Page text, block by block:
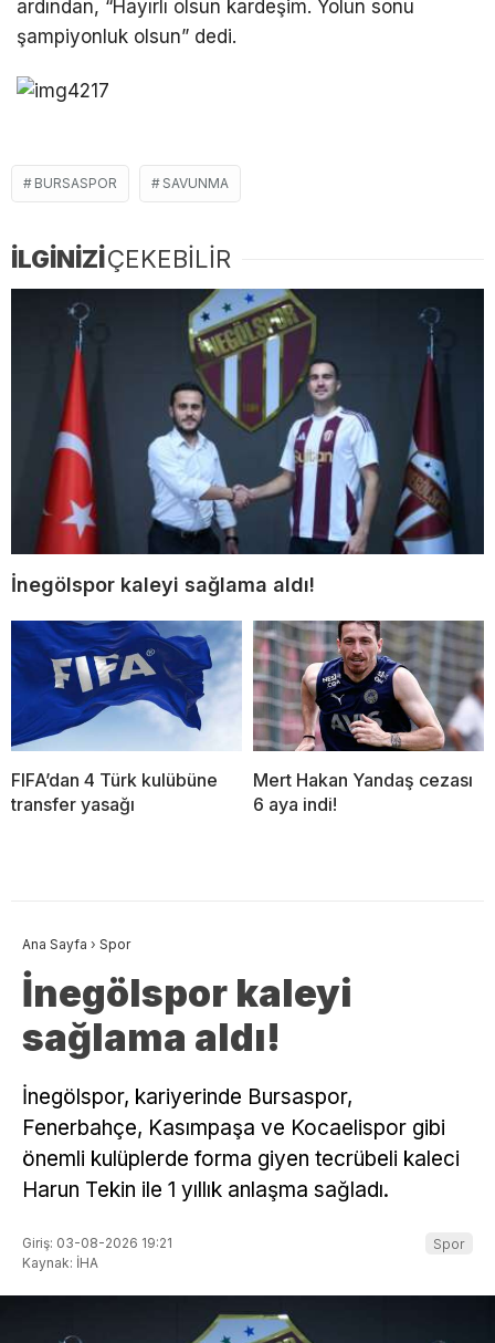
ardından, “Hayırlı olsun kardeşim. Yolun sonu
şampiyonluk olsun” dedi.
BURSASPOR SAVUNMA
İLGİNİZİÇEKEBİLİR
İnegölspor kaleyi sağlama aldı!
FIFA’dan 4 Türk kulübüne
transfer yasağı
Mert Hakan Yandaş cezası
6 aya indi!
Ana Sayfa › Spor
İnegölspor kaleyi
sağlama aldı!
İnegölspor, kariyerinde Bursaspor,
Fenerbahçe, Kasımpaşa ve Kocaelispor gibi
önemli kulüplerde forma giyen tecrübeli kaleci
Harun Tekin ile 1 yıllık anlaşma sağladı.
Giriş: 03-08-2026 19:21
Kaynak: İHA
Spor